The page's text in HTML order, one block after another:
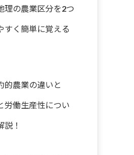
理の農業区分を2つ
すく簡単に覚える
的農業の違いと
労働生産性につい
説！